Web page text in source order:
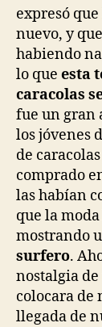
expresó
nuevo, y
habiendo
lo que esta
caracolas
fue un gran
los jóvenes
de
comprado
las habían
que la
mostrando
surfero.
nostalgia
colocara de
llegada de